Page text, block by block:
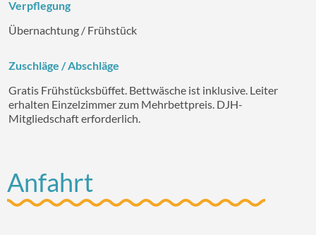
Verpflegung
Übernachtung / Frühstück
Zuschläge / Abschläge
Gratis Frühstücksbüffet. Bettwäsche ist inklusive. Leiter
erhalten Einzelzimmer zum Mehrbettpreis. DJH-
Mitgliedschaft erforderlich.
Anfahrt